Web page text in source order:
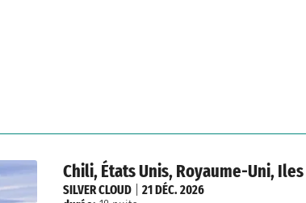
Chili, États Unis, Royaume-Uni,
SILVER CLOUD| 21 DÉC. 2026